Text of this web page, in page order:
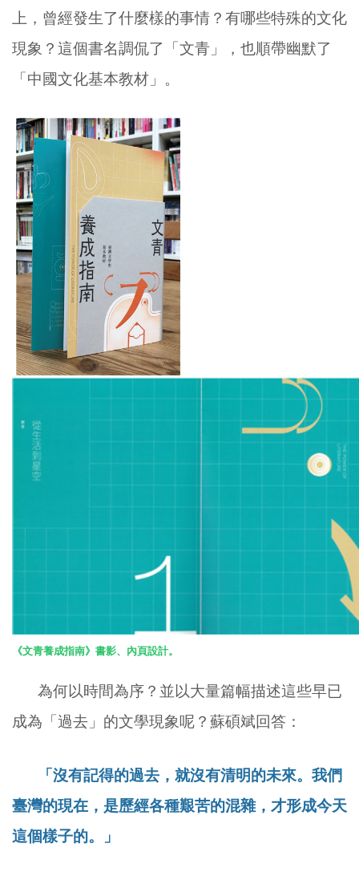
上，曾經發生了什麼樣的事情？有哪些特殊的文化
現象？這個書名調侃了「文青」，也順帶幽默了
「中國文化基本教材」。
《文青養成指南》書影、內頁設計。
為何以時間為序？並以大量篇幅描述這些早已
成為「過去」的文學現象呢？蘇碩斌回答：
「沒有記得的過去， 就沒有清明的未來。我們
臺灣的現在，是歷經各種艱苦的混雜，才形成今天
這個樣子的。」